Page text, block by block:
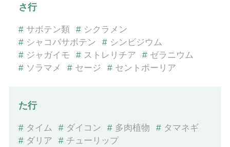
さ行
# サボテン類 # シクラメン
# シャコバサボテン # シンビジウム
# ジャガイモ # ストレリチア # ゼラニウム
# ソラマメ # セージ # セントポーリア
た行
# タイム # ダイコン # 多肉植物 # タマネギ
# ダリア # チューリップ